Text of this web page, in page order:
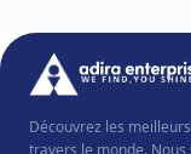
Découvrez les
travers le monde.